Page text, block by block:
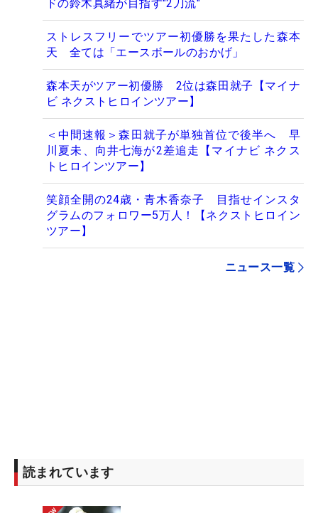
ドの鈴木真緒が目指す"2刀流"
ストレスフリーでツアー初優勝を果たした森本
天 全ては「エースボールのおかげ」
森本天がツアー初優勝 2位は森田就子【マイナ
ビ ネクストヒロインツアー】
＜中間速報＞森田就子が単独首位で後半へ 早
川夏未、向井七海が2差追走【マイナビ ネクス
トヒロインツアー】
笑顔全開の24歳・青木香奈子 目指せインスタ
グラムのフォロワー5万人！【ネクストヒロイン
ツアー】
ニュース一覧
読まれています